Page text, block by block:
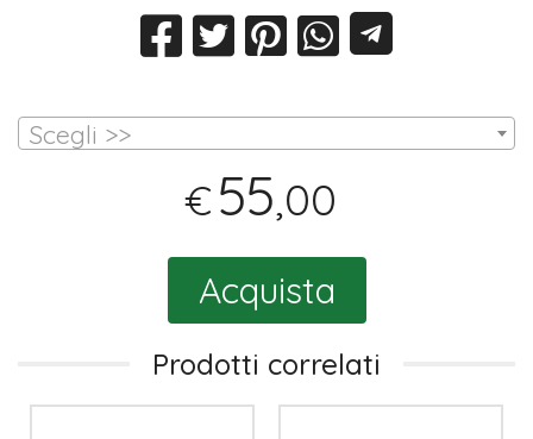
Scegli >>
€55,00
Acquista
Prodotti correlati